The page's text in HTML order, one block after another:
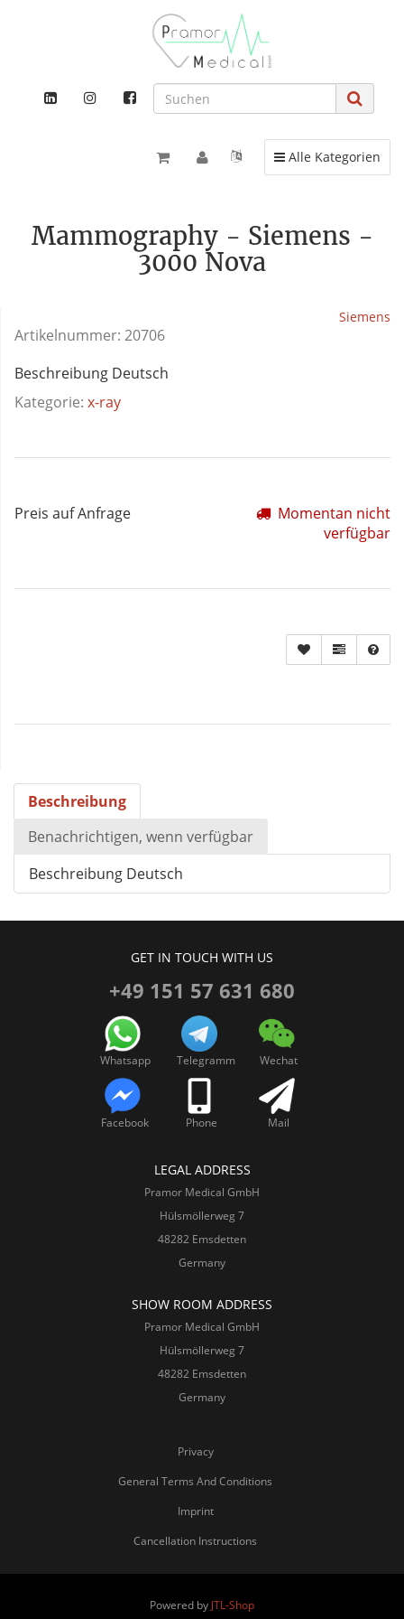
Toggle navigation
Alle Kategorien
Mammography - Siemens -
3000 Nova
Siemens
Artikelnummer: 20706
Beschreibung Deutsch
Kategorie: x-ray
Preis auf Anfrage
Momentan nicht
verfügbar
Beschreibung
Benachrichtigen, wenn verfügbar
Beschreibung Deutsch
GET IN TOUCH WITH US
+49 151 57 631 680
Whatsapp Telegramm Wechat
Facebook Phone Mail
LEGAL ADDRESS
Pramor Medical GmbH
Hülsmöllerweg 7
48282 Emsdetten
Germany
SHOW ROOM ADDRESS
Pramor Medical GmbH
Hülsmöllerweg 7
48282 Emsdetten
Germany
Privacy
General Terms And Conditions
Imprint
Cancellation Instructions
Powered by JTL-Shop